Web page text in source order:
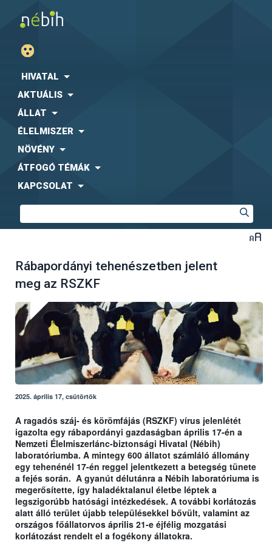
HIVATAL
AKTUÁLIS
ÁLLAT
ÉLELMISZER
NÖVÉNY
ÁTFOGÓ TÉMÁK
KAPCSOLAT
Rábapordányi tehenészetben jelent
meg az RSZKF
2025. április 17, csütörtök
A ragadós száj- és körömfájás (RSZKF) vírus jelenlétét
igazolta egy rábapordányi gazdaságban április 17-én a
Nemzeti Élelmiszerlánc-biztonsági Hivatal (Nébih)
laboratóriumba. A mintegy 600 állatot számláló állomány
egy tehenénél 17-én reggel jelentkezett a betegség tünete
a fejés során. A gyanút délutánra a Nébih laboratóriuma is
megerősítette, így haladéktalanul életbe léptek a
legszigorúbb hatósági intézkedések. A további korlátozás
alatt álló terület újabb településekkel bővült, valamint az
országos főállatorvos április 21-e éjfélig mozgatási
korlátozást rendelt el a fogékony állatokra.